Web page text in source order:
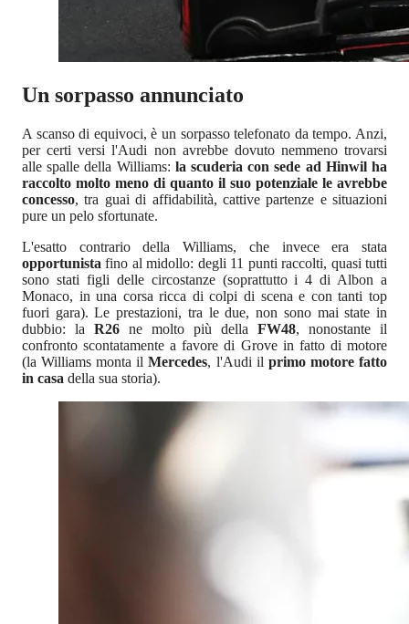
Un sorpasso annunciato
A scanso di equivoci, è un sorpasso telefonato da tempo. Anzi,
per certi versi l'Audi non avrebbe dovuto nemmeno trovarsi
alle spalle della Williams: la scuderia con sede ad Hinwil ha
raccolto molto meno di quanto il suo potenziale le avrebbe
concesso, tra guai di affidabilità, cattive partenze e situazioni
pure un pelo sfortunate.
L'esatto contrario della Williams, che invece era stata
opportunistafino al midollo: degli 11 punti raccolti, quasi tutti
sono stati figli delle circostanze (soprattutto i 4 di Albon a
Monaco, in una corsa ricca di colpi di scena e con tanti top
fuori gara). Le prestazioni, tra le due, non sono mai state in
dubbio: la R26 ne molto più della FW48, nonostante il
confronto scontatamente a favore di Grove in fatto di motore
(la Williams monta ilMercedes, l'Audi il primo motore fatto
in casa della sua storia).